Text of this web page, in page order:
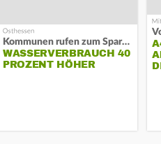
Kommunen rufen zum Sparen auf
WASSERVERBRAUCH 40
PROZENT HÖHER